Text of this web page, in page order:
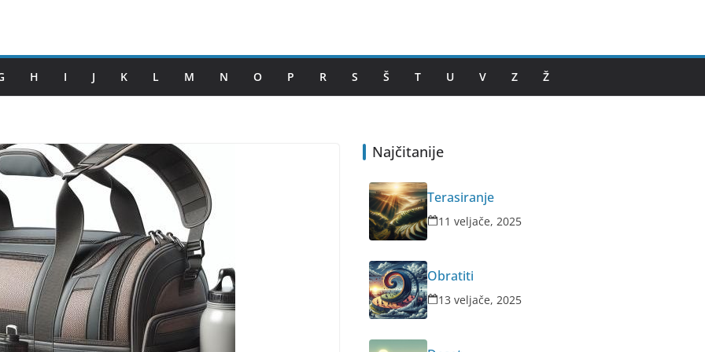
H I J K L M N O P R S Š T U V Z Ž
Najčitanije
Terasiranje
11 veljače, 2025
Obratiti
13 veljače, 2025